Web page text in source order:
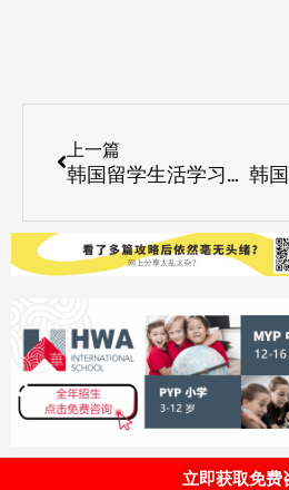
上一篇
韩国留学生活学习中有趣的习惯
立即获取免费